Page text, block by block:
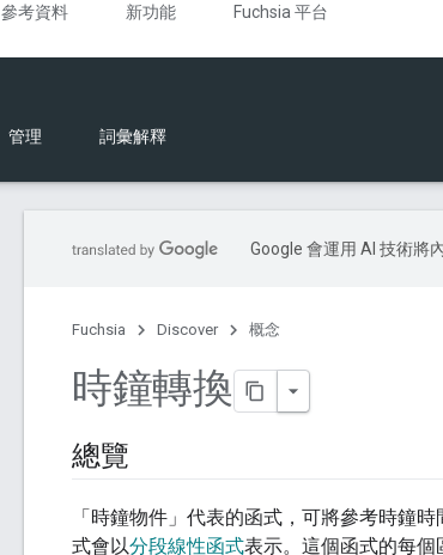
參考資料 新功能
Fuchsia 平台
管理 詞彙解釋
Google 會運用 AI 技術將
Fuchsia Discover 概念
時鐘轉換
總覽
「時鐘物件」 代表的函式，可將參考時鐘
式會以分段線性函式表示。這個函式的每個